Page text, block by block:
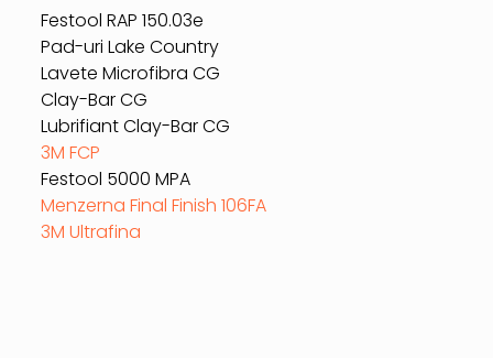
Festool RAP 150.03e
Pad-uri Lake Country
Lavete Microfibra CG
Clay-Bar CG
Lubrifiant Clay-Bar CG
3M FCP
Festool 5000 MPA
Menzerna Final Finish 106FA
3M Ultrafina